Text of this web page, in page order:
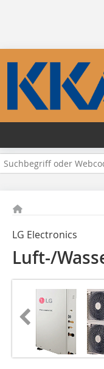
LG Electronics
Luft-/